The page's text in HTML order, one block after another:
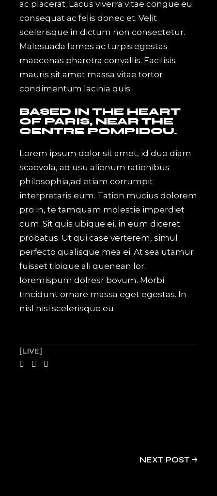
ac placerat. Lacus viverra vitae congue eu
consequat ac felis donec et. Velit
scelerisque in dictum non consectetur.
Malesuada fames ac turpis egestas
maecenas pharetra convallis. Facilisis
mauris sit amet massa vitae tortor
condimentum lacinia quis.
BASED IN THE HEART
OF PARIS, NEAR THE
CENTRE POMPIDOU.
Lorem ipsum dolor sit amet, id duo diam
scaevola, ad usu alienum rationibus
philosophia,ad etiam corrumpit
interpretaris eum. Tation mucius dolorem
pro in, te tamquam molestie imperdiet
cum. Sit quis ubique ei, in eum diceret
probatus. Ut qui case verterem, simul
perfecto qualisque mea ei. At sea utamur
fuisset tibique ali quenean lor.
loremispum dolresr bovum. Morbi
tincidunt ornare massa eget egestas. In
nisl nisi scelerisque eu
LIVE
NEXT POST